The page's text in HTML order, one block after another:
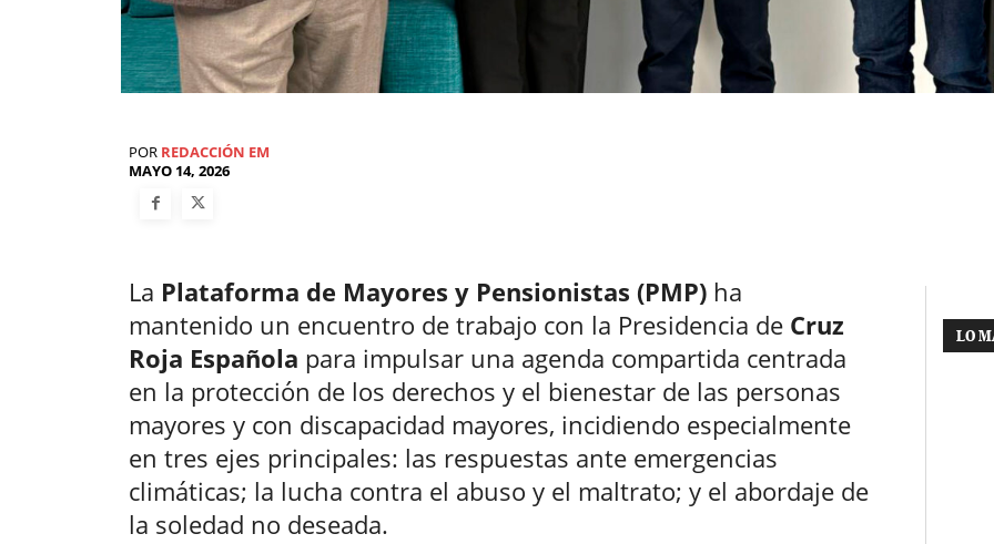
POR REDACCIÓN EM
MAYO 14, 2026
La Plataforma de Mayores y Pensionistas (PMP) ha
mantenido un encuentro de trabajo con la Presidencia de Cruz
Roja Española para impulsar una agenda compartida centrada
en la protección de los derechos y el bienestar de las personas
mayores y con discapacidad mayores, incidiendo especialmente
en tres ejes principales: las respuestas ante emergencias
climáticas; la lucha contra el abuso y el maltrato; y el abordaje de
la soledad no deseada.
LO